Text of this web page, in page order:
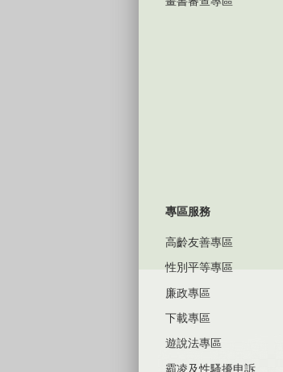
專區服務
高齡友善專區
性別平等專區
廉政專區
下載專區
遊說法專區
霸凌及性騷擾申訴